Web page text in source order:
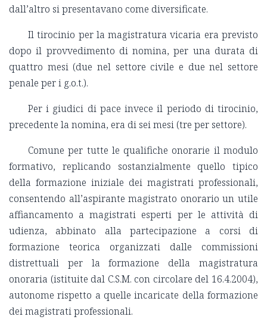
dall’altro si presentavano come diversificate.
Il tirocinio per la magistratura vicaria era previsto
dopo il provvedimento di nomina, per una durata di
quattro mesi (due nel settore civile e due nel settore
penale per i g.o.t.).
Per i giudici di pace invece il periodo di tirocinio,
precedente la nomina, era di sei mesi (tre per settore).
Comune per tutte le qualifiche onorarie il modulo
formativo, replicando sostanzialmente quello tipico
della formazione iniziale dei magistrati professionali,
consentendo all’aspirante magistrato onorario un utile
affiancamento a magistrati esperti per le attività di
udienza, abbinato alla partecipazione a corsi di
formazione teorica organizzati dalle commissioni
distrettuali per la formazione della magistratura
onoraria (istituite dal C.S.M. con circolare del 16.4.2004),
autonome rispetto a quelle incaricate della formazione
dei magistrati professionali.